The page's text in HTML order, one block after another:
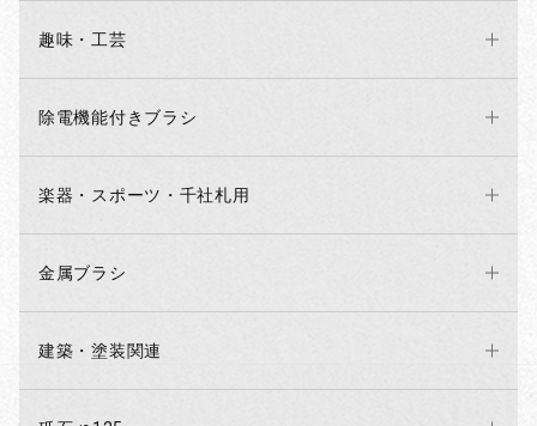
趣味・工芸
除電機能付きブラシ
楽器・スポーツ・千社札用
金属ブラシ
建築・塗装関連